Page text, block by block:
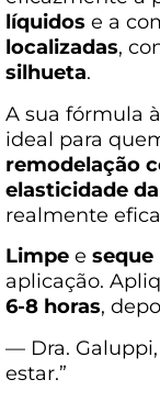
líquidos e a
localizadas,
silhueta.
A sua fórmula
ideal para
remodelação
elasticidade
realmente
Limpe e seque
aplicação.
6-8 horas,
— Dra.
estar.”